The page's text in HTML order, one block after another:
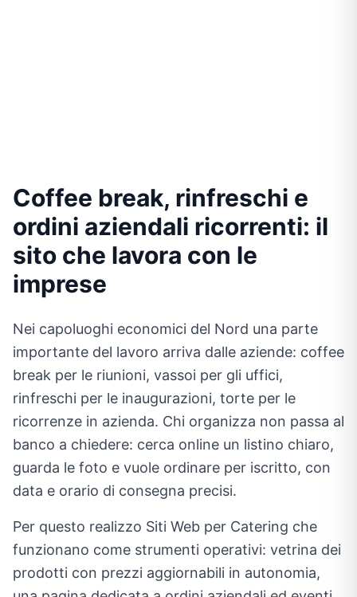
Coffee break, rinfreschi e
ordini aziendali ricorrenti: il
sito che lavora con le
imprese
Nei capoluoghi economici del Nord una parte
importante del lavoro arriva dalle aziende: coffee
break per le riunioni, vassoi per gli uffici,
rinfreschi per le inaugurazioni, torte per le
ricorrenze in azienda. Chi organizza non passa al
banco a chiedere: cerca online un listino chiaro,
guarda le foto e vuole ordinare per iscritto, con
data e orario di consegna precisi.
Per questo realizzo Siti Web per Catering che
funzionano come strumenti operativi: vetrina dei
prodotti con prezzi aggiornabili in autonomia,